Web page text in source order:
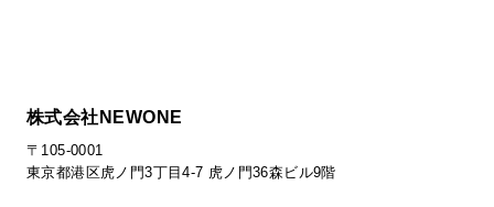
株式会社NEWONE
〒105-0001
東京都港区虎ノ門3丁目4-7 虎ノ門36森ビル9階